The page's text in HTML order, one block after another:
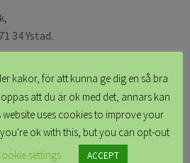
34 Ystad.
info@lillavilda.com
& instagram
kakor, för att kunna ge dig en så bra
att du är ok med det, annars kan
website uses cookies to improve your
you're ok with this, but you can opt-out
settings ACCEPT